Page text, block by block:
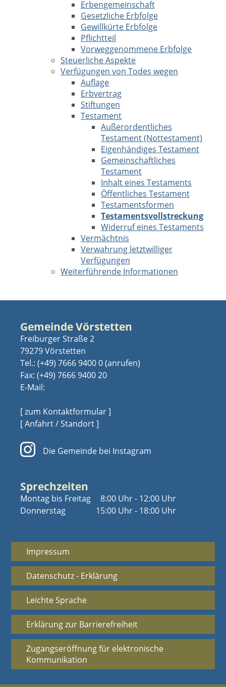
Erbengemeinschaft
Gesetzliche Erbfolge
Gewillkürte Erbfolge
Pflichtteil
Vorweggenommene Erbfolge
Steuerliche Aspekte
Verfügungen von Todes wegen
Auflage
Erbvertrag
Stiftungen
Testament
Außerordentliches
Testament (Nottestament)
Eigenhändiges Testament
Gemeinschaftliches
Testament
Inhalt eines Testaments
Öffentliches Testament
Testamentsformen
Testamentsvollstreckung
Widerruf eines Testaments
Vermächtnis
Verwahrung letztwilliger
Verfügungen
Weiterführende Informationen
Gemeinde Vörstetten
Freiburger Straße 2
79279 Vörstetten
Tel.: (+49) 7666 9400 0
Fax: (+49) 7666 9400 20
E-Mail:
[ zum Kontaktformular ]
[ Anfahrt / Standort ]
Die Gemeinde bei Instagram
Sprechzeiten
Montag bis Freitag
Donnerstag
8:00 Uhr - 12:00 Uhr
15:00 Uhr - 18:00 Uhr
Impressum
Datenschutz - Erklärung
Leichte Sprache
Erklärung zur Barrierefreiheit
Zugangseröffnung für elektronische
Kommunikation